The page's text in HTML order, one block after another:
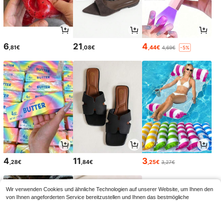
6 ,81€ 21 ,08€ 4 ,44€ 4,69€ -5%
4 ,28€ 11 ,84€ 3 ,25€ 3,27€
Wir verwenden Cookies und ähnliche Technologien auf unserer Website, um Ihnen den
von Ihnen angeforderten Service bereitzustellen und Ihnen das bestmögliche